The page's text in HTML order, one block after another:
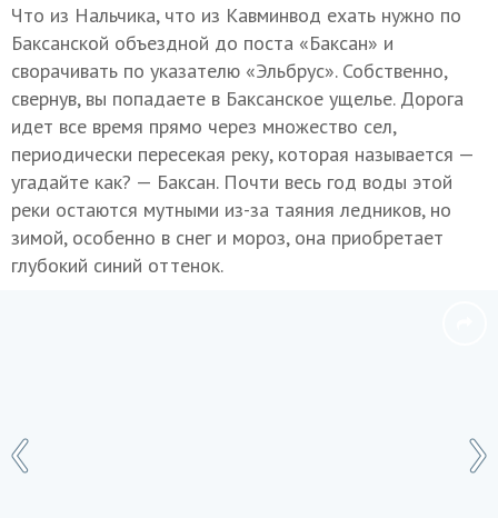
Что из Нальчика, что из Кавминвод ехать нужно по
Баксанской объездной до поста «Баксан» и
сворачивать по указателю «Эльбрус». Собственно,
свернув, вы попадаете в Баксанское ущелье. Дорога
идет все время прямо через множество сел,
периодически пересекая реку, которая называется —
угадайте как? — Баксан. Почти весь год воды этой
реки остаются мутными из-за таяния ледников, но
зимой, особенно в снег и мороз, она приобретает
глубокий синий оттенок.